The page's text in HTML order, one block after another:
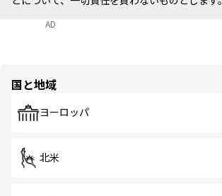
AD
国と地域
ヨーロッパ
北米